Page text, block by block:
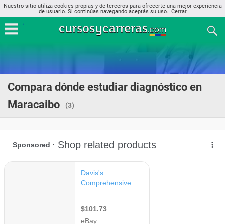
Nuestro sitio utiliza cookies propias y de terceros para ofrecerte una mejor experiencia
de usuario. Si continúas navegando aceptás su uso.. Cerrar
Compara dónde estudiar diagnóstico en
Maracaibo
(3)